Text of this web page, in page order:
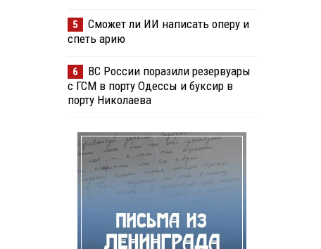
5
Сможет ли ИИ написать оперу и
спеть арию
6
ВС России поразили резервуары
с ГСМ в порту Одессы и буксир в
порту Николаева